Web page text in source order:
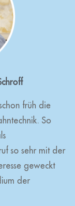
früh die
So
so sehr mit der
geweckt
der